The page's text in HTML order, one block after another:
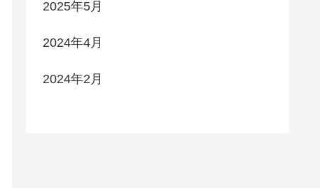
2025年5月
2024年4月
2024年2月